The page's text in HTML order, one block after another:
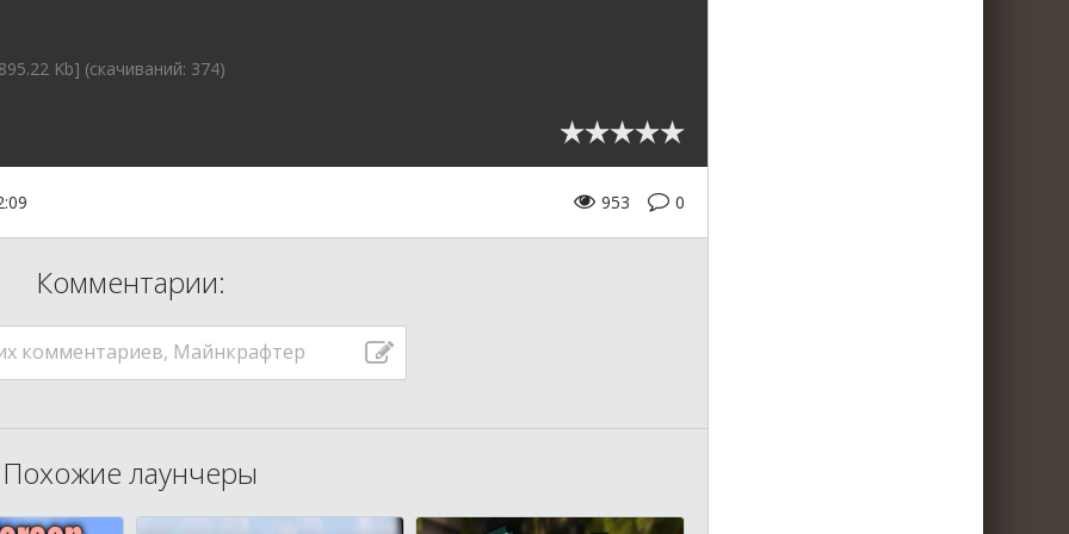
Kb] (cкачиваний: 374)
0
953
Комментарии:
комментариев, Майнкрафтер
Похожие лаунчеры